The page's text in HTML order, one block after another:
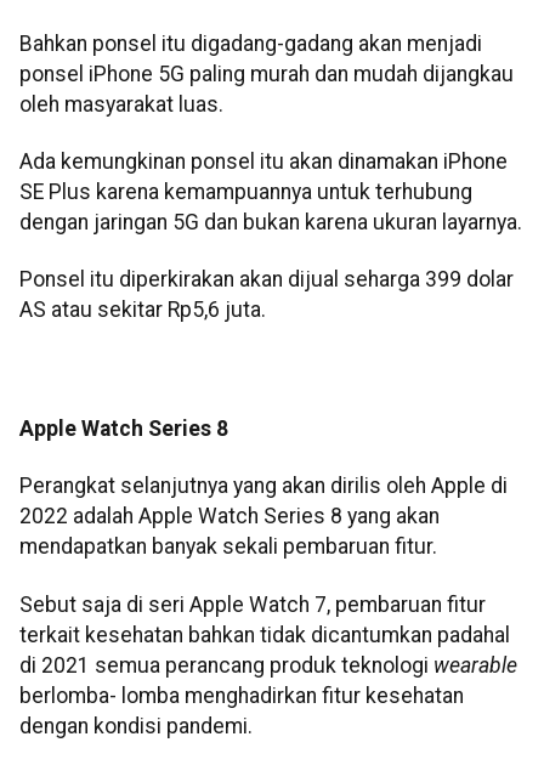
Bahkan ponsel itu digadang-gadang akan menjadi
ponsel iPhone 5G paling murah dan mudah dijangkau
oleh masyarakat luas.
Ada kemungkinan ponsel itu akan dinamakan iPhone
SE Plus karena kemampuannya untuk terhubung
dengan jaringan 5G dan bukan karena ukuran layarnya.
Ponsel itu diperkirakan akan dijual seharga 399 dolar
AS atau sekitar Rp5,6 juta.
Apple Watch Series 8
Perangkat selanjutnya yang akan dirilis oleh Apple di
2022 adalah Apple Watch Series 8 yang akan
mendapatkan banyak sekali pembaruan fitur.
Sebut saja di seri Apple Watch 7, pembaruan fitur
terkait kesehatan bahkan tidak dicantumkan padahal
di 2021 semua perancang produk teknologi wearable
berlomba- lomba menghadirkan fitur kesehatan
dengan kondisi pandemi.